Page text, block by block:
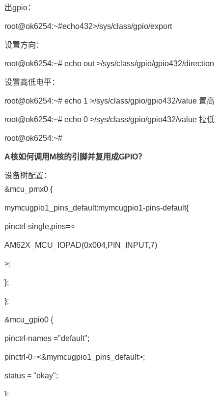
出gpio：
root@ok6254:~#echo432>/sys/class/gpio/export
设置方向：
root@ok6254:~# echo out >/sys/class/gpio/gpio432/direction
设置高低电平：
root@ok6254:~# echo 1 >/sys/class/gpio/gpio432/value 置高
root@ok6254:~# echo 0 >/sys/class/gpio/gpio432/value 拉低
root@ok6254:~#
A核如何调用M核的引脚并复用成GPIO？
设备树配置：
&mcu_pmx0 {
mymcugpio1_pins_default:mymcugpio1-pins-default{
pinctrl-single,pins=<
AM62X_MCU_IOPAD(0x004,PIN_INPUT,7)
>;
};
};
&mcu_gpio0 {
pinctrl-names ="default";
pinctrl-0=<&mymcugpio1_pins_default>;
status = "okay";
};